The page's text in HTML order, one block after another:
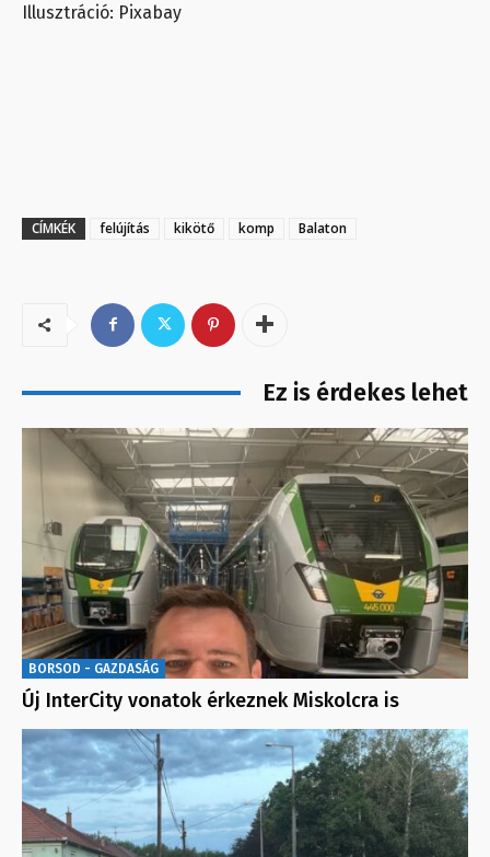
Illusztráció: Pixabay
CÍMKÉK felújítás kikötő komp Balaton
Ez is érdekes lehet
BORSOD - GAZDASÁG
Új InterCity vonatok érkeznek Miskolcra is